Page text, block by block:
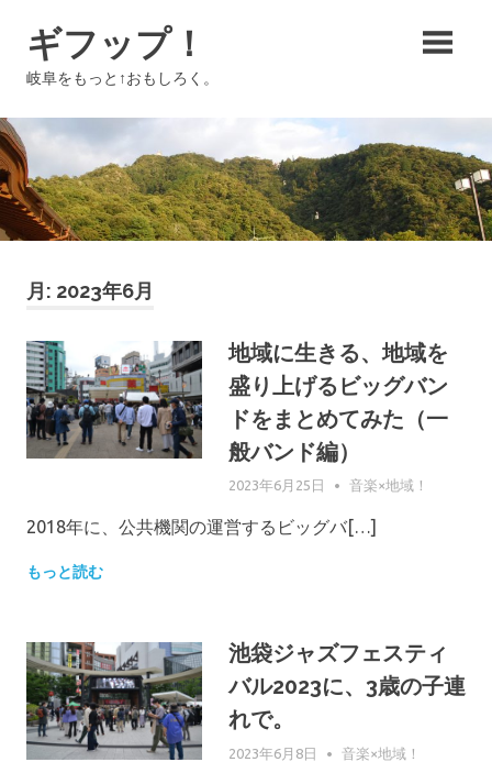
ツ
へ
ス
キ
ッ
ギフップ！
岐阜をもっと↑おもしろく。
月: 2023年6月
地域に生きる、地域を
盛り上げるビッグバン
ドをまとめてみた（一
般バンド編）
2023年6月25日 GIFUPP
音楽×地域！
2018年に、公共機関の運営するビッグバ[…]
もっと読む
池袋ジャズフェスティ
バル2023に、3歳の子連
れで。
2023年6月8日 GIFUPP
音楽×地域！